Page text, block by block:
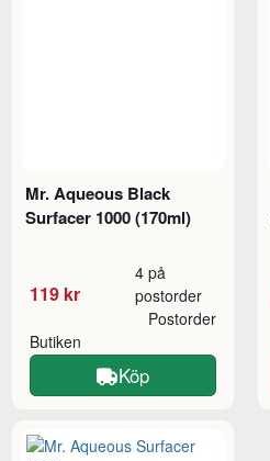
Mr. Aqueous Black
Surfacer 1000 (170ml)
119 kr
4 på
postorder
Butiken
Postorder
Köp